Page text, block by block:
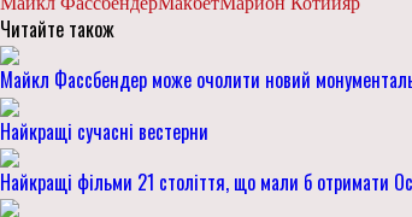
Читайте також
Майкл Фассбендер може очолити новий
Найкращі сучасні вестерни
Найкращі фільми 21 століття, що мали б отримати